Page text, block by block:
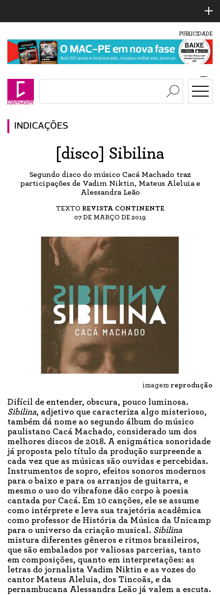
PUBLICIDADE
INDICAÇÕES
[disco] Sibilina
Segundo disco do músico Cacá Machado traz
participações de Vadim Niktin, Mateus Aleluia e
Alessandra Leão
TEXTO REVISTA CONTINENTE
07 DE MARÇO DE 2019
imagem reprodução
Difícil de entender, obscura, pouco luminosa.
Sibilina, adjetivo que caracteriza algo misterioso,
também dá nome ao segundo álbum do músico
paulistano Cacá Machado, considerado um dos
melhores discos de 2018. A enigmática sonoridade
já proposta pelo título da produção surpreende a
cada vez que as músicas são ouvidas e percebidas.
Instrumentos de sopro, efeitos sonoros modernos
para o baixo e para os arranjos de guitarra, e
mesmo o uso do vibrafone dão corpo à poesia
cantada por Cacá. Em 10 canções, ele se assume
como intérprete e leva sua trajetória acadêmica
como professor de História da Música da Unicamp
para o universo da criação musical. Sibilina
mistura diferentes gêneros e ritmos brasileiros,
que são embalados por valiosas parcerias, tanto
em composições, quanto em interpretações: as
letras do jornalista Vadim Niktin e as vozes do
cantor Mateus Aleluia, dos Tincoãs, e da
pernambucana Alessandra Leão já valem a escuta.